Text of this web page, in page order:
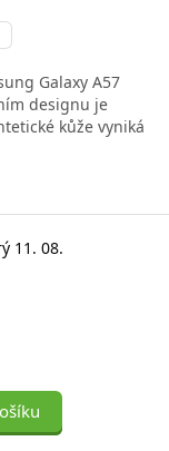
Galaxy A57
designu je
kůže vyniká
11. 08.